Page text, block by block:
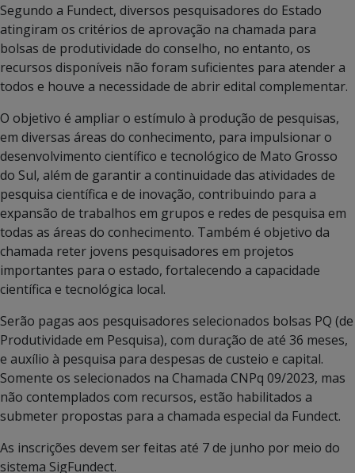
Segundo a Fundect, diversos pesquisadores do Estado
atingiram os critérios de aprovação na chamada para
bolsas de produtividade do conselho, no entanto, os
recursos disponíveis não foram suficientes para atender a
todos e houve a necessidade de abrir edital complementar.
O objetivo é ampliar o estímulo à produção de pesquisas,
em diversas áreas do conhecimento, para impulsionar o
desenvolvimento científico e tecnológico de Mato Grosso
do Sul, além de garantir a continuidade das atividades de
pesquisa científica e de inovação, contribuindo para a
expansão de trabalhos em grupos e redes de pesquisa em
todas as áreas do conhecimento. Também é objetivo da
chamada reter jovens pesquisadores em projetos
importantes para o estado, fortalecendo a capacidade
científica e tecnológica local.
Serão pagas aos pesquisadores selecionados bolsas PQ (de
Produtividade em Pesquisa), com duração de até 36 meses,
e auxílio à pesquisa para despesas de custeio e capital.
Somente os selecionados na Chamada CNPq 09/2023, mas
não contemplados com recursos, estão habilitados a
submeter propostas para a chamada especial da Fundect.
As inscrições devem ser feitas até 7 de junho por meio do
sistema SigFundect.